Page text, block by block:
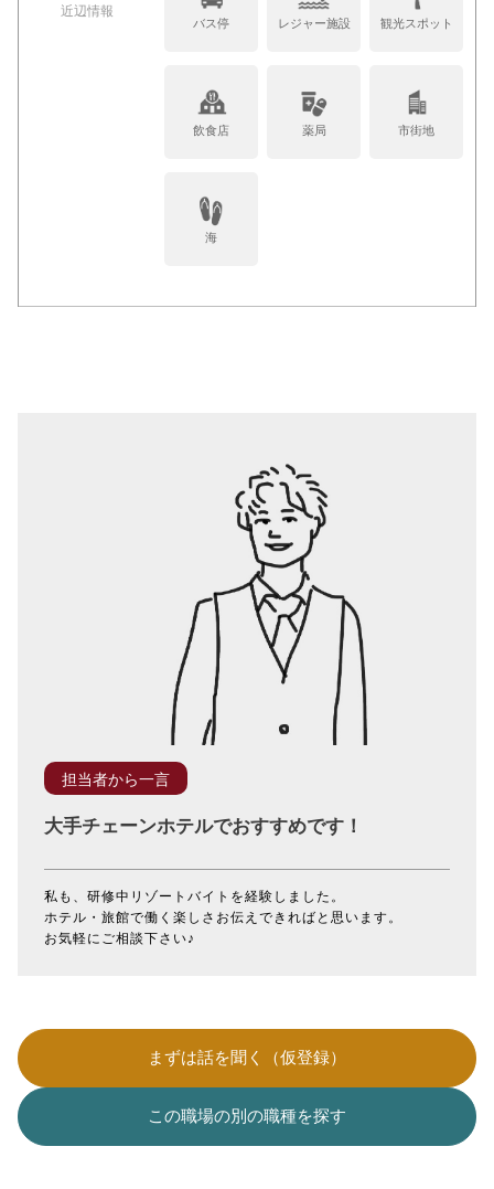
近辺情報
バス停 レジャー施設 観光スポット
飲食店 薬局 市街地
海
担当者から一言
大手チェーンホテルでおすすめです！
私も、研修中リゾートバイトを経験しました。
ホテル・旅館で働く楽しさお伝えできればと思います。
お気軽にご相談下さい♪
まずは話を聞く（仮登録）
この職場の別の職種を探す